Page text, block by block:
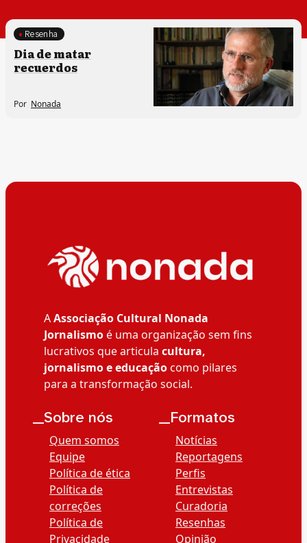
Resenha
Dia de matar
recuerdos
Por Nonada
AAssociação Cultural Nonada
Jornalismoé uma organização sem fins
lucrativos que articula cultura,
jornalismo e educaçãocomo pilares
para a transformação social.
__Sobre nós
Quem somos
Equipe
Política de ética
Política de
correções
Política de
Privacidade
__Formatos
Notícias
Reportagens
Perfis
Entrevistas
Curadoria
Resenhas
Opinião